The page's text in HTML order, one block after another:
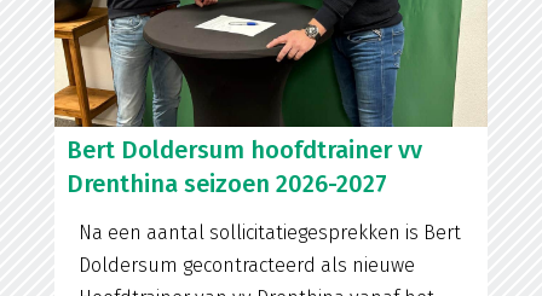
Bert Doldersum hoofdtrainer vv
Drenthina seizoen 2026-2027
Na een aantal sollicitatiegesprekken is Bert
Doldersum gecontracteerd als nieuwe